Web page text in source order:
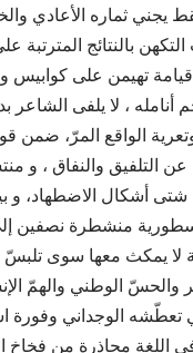
ثماره الأعادي
بالنتائج المترتبة
قيامة تهيمن على كوابيس
أنامله ، لا يلفى الشاعر
الواقع المرّ، ضمن
التلفيق والنفاق ، و
شتى أشكال الاضطهاد،
منشطرة نصفين إلى
لا يمكث معها سوى
والحسّ الوطني والهمّ
تعطّشه الوجداني وفورة
اللغة محاذرة من